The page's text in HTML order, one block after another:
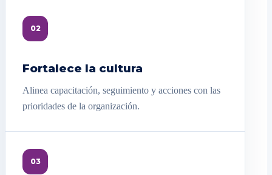
02
Fortalece la cultura
Alinea capacitación, seguimiento y acciones con las
prioridades de la organización.
03